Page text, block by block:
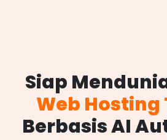
Siap
Web
Berbasis AI